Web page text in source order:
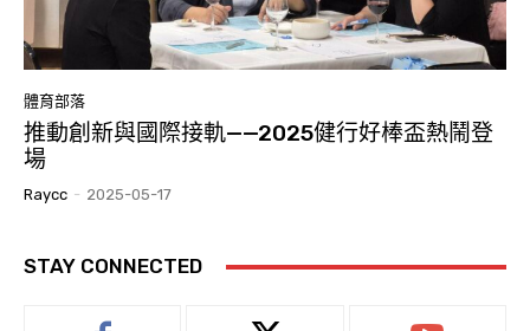
體育部落
推動創新與國際接軌——2025健行好棒盃熱鬧登
場
Raycc - 2025-05-17
STAY CONNECTED